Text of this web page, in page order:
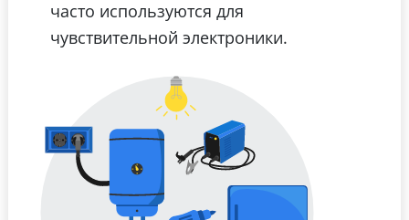
часто используются для
чувствительной электроники.